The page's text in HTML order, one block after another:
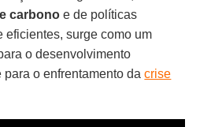
carbono e de políticas
eficientes, surge como um
o desenvolvimento
para o enfrentamento dacrise